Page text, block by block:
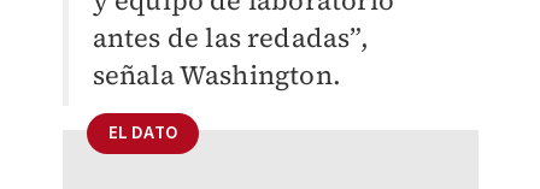
antes de las redadas”,
señala Washington.
EL DATO